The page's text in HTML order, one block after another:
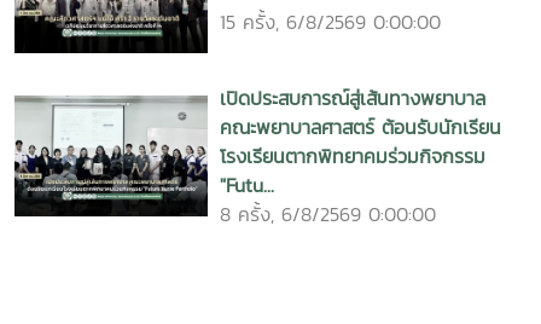
คณะพยาบาลศาสตร์ ต้อนรับนักเรียน
โรงเรียนตากพิทยาคมร่วมกิจกรรม
"Futu...
8 ครั้ง, 6/8/2569 0:00:00